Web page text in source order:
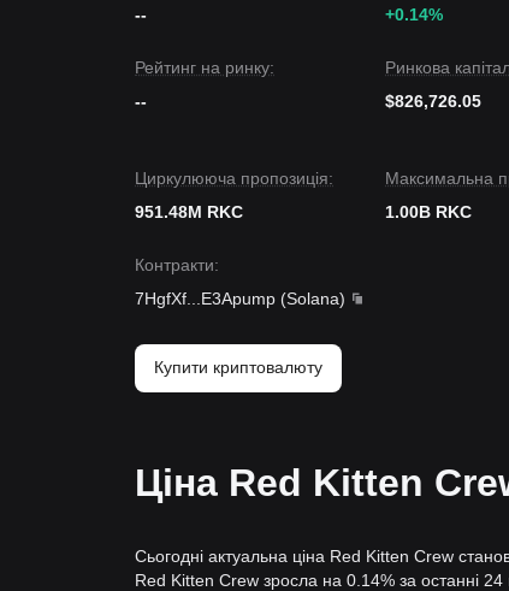
--
+0.14%
Рейтинг на ринку:
--
Ринкова
$826,726.05
Циркулююча пропозиція:
951.48M RKC
Максимальна
1.00B RKC
Контракти:
7HgfXf
E3Apump (Solana)
Купити криптовалюту
Ціна Red Kitten
Сьогодні актуальна ціна Red Kitten Crew
Red Kitten Crew зросла на 0.14% за останні 24